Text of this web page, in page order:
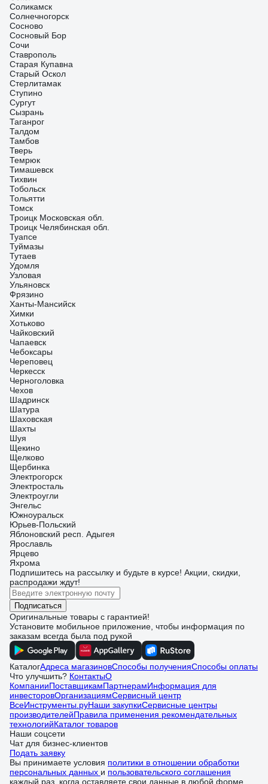
Соликамск
Солнечногорск
Сосново
Сосновый Бор
Сочи
Ставрополь
Старая Купавна
Старый Оскол
Стерлитамак
Ступино
Сургут
Сызрань
Таганрог
Талдом
Тамбов
Тверь
Темрюк
Тимашевск
Тихвин
Тобольск
Тольятти
Томск
Троицк Московская обл.
Троицк Челябинская обл.
Туапсе
Туймазы
Тутаев
Удомля
Узловая
Ульяновск
Фрязино
Ханты-Мансийск
Химки
Хотьково
Чайковский
Чапаевск
Чебоксары
Череповец
Черкесск
Черноголовка
Чехов
Шадринск
Шатура
Шаховская
Шахты
Шуя
Щекино
Щелково
Щербинка
Электрогорск
Электросталь
Электроугли
Энгельс
Южноуральск
Юрьев-Польский
Яблоновский респ. Адыгея
Ярославль
Ярцево
Яхрома
Подпишитесь на рассылку и будьте в курсе! Акции, скидки,
распродажи ждут!
Подписаться
Оригинальные товары с гарантией!
Установите мобильное приложение, чтобы информация по
заказам всегда была под рукой
КаталогАдреса магазиновСпособы полученияСпособы оплаты
Что улучшить? КонтактыО
КомпанииПоставщикамПартнерамИнформация для
инвесторовОрганизациямСервисный центр
ВсеИнструменты.руНаши закупкиСервисные центры
производителейПравила применения рекомендательных
технологийКаталог товаров
Наши соцсети
Чат для бизнес-клиентов
Подать заявку
Вы принимаете условия политики в отношении обработки
персональных данных и пользовательского соглашения
каждый раз, когда оставляете свои данные в любой форме